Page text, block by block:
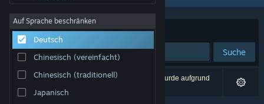
Info
Support
Sprache ändern
Steam-Mobile-App herunterladen
Auf Sprache beschränken
Deutsch
Chinesisch (vereinfacht)
Chinesisch (traditionell)
Japanisch
Sortieren nach Relevanz
Suche
0 Ergebnisse entsprechen Ihrer Suche. 1 Titel wurde aufgrund
Ihrer Einstellungen ausgeschlossen.